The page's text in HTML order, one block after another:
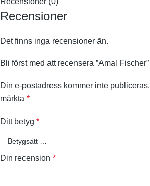
Recensioner
Det finns inga recensioner än.
Bli först med att recensera ”Amal Fischer”
Din e-postadress kommer inte publiceras.
märkta *
Ditt betyg *
Din recension *